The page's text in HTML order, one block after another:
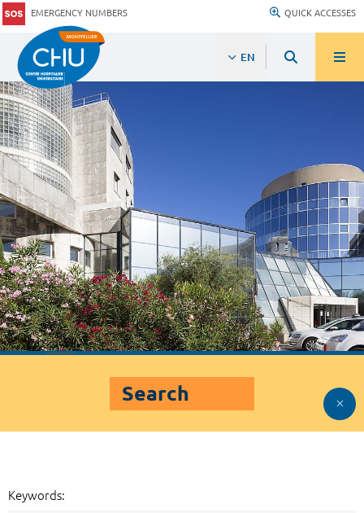
EMERGENCY NUMBERS QUICK ACCESSES
EN
Search
Keywords: